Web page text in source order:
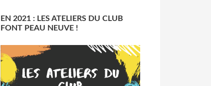
EN 2021 : LES ATELIERS DU CLUB
FONT PEAU NEUVE !